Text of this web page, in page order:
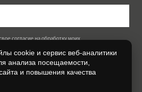
согласие на обработку моих
данных.
cookie и сервис веб-аналитики
анализа посещаемости,
и повышения качества